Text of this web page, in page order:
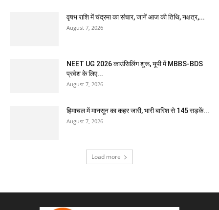
वृषभ राशि में चंद्रमा का संचार, जानें आज की तिथि, नक्षत्र,...
August 7, 2026
NEET UG 2026 काउंसिलिंग शुरू, यूपी में MBBS-BDS
प्रवेश के लिए...
August 7, 2026
हिमाचल में मानसून का कहर जारी, भारी बारिश से 145 सड़कें...
August 7, 2026
Load more